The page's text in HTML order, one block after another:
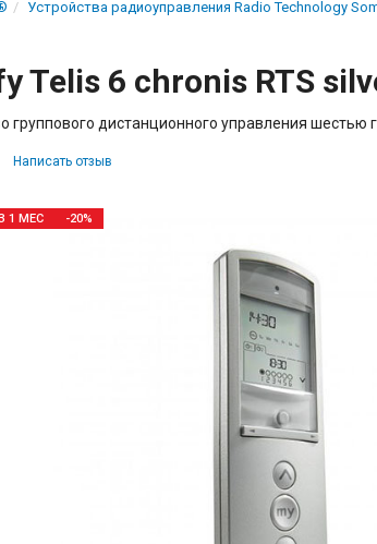
Устройства радиоуправления Radio Technology
Telis 6 chronis RTS
группового дистанционного управления
Написать отзыв
1 МЕС -20%